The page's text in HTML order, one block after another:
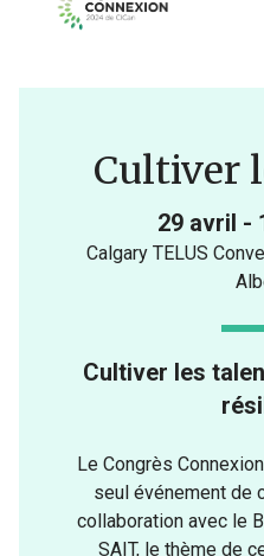
Cultiver
29 avril -
Calgary TELUS
Cultiver les
Le Congrès
seul événement de
collaboration avec le
SAIT, le thème de